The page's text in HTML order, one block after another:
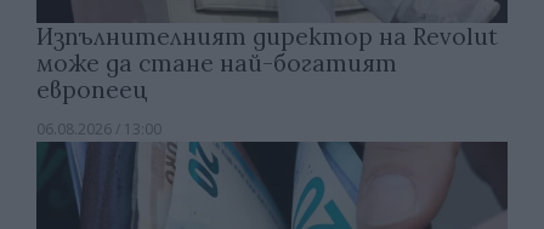
Изпълнителният директор на Revolut
може да стане най-богатият
европеец
06.08.2026 / 13:00